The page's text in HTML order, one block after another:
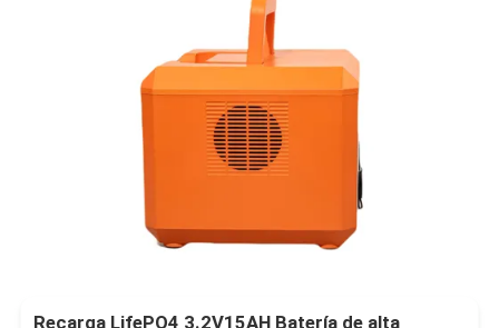
Recarga LifePO4 3.2V15AH Batería de alta